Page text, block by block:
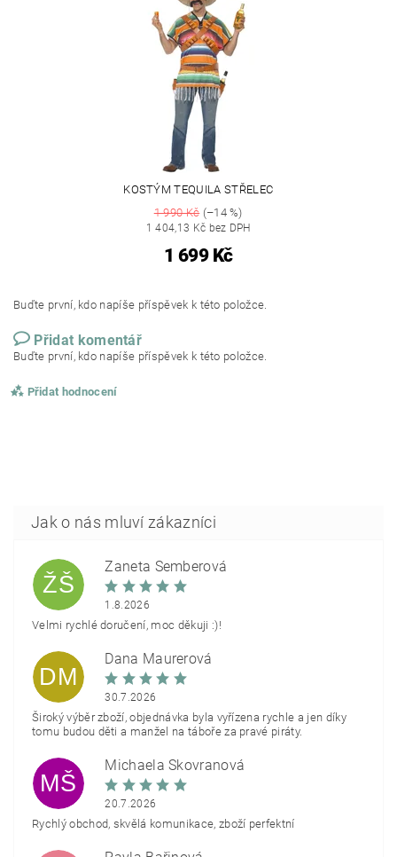
KOSTÝM TEQUILA STŘELEC
1 990 Kč(–14 %)
1 404,13 Kč bez DPH
1 699 Kč
Buďte první, kdo napíše příspěvek k této položce.
Přidat komentář
Buďte první, kdo napíše příspěvek k této položce.
Přidat hodnocení
ŽŠ
Žaneta Šemberová
1.8.2026
Velmi rychlé doručení, moc děkuji :)!
DM
Dana Maurerová
30.7.2026
Široký výběr zboží, objednávka byla vyřízena rychle a jen díky
tomu budou děti a manžel na táboře za pravé piráty.
MŠ
Michaela Škovranová
20.7.2026
Rychlý obchod, skvělá komunikace, zboží perfektní